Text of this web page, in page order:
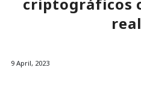
9 April, 2023